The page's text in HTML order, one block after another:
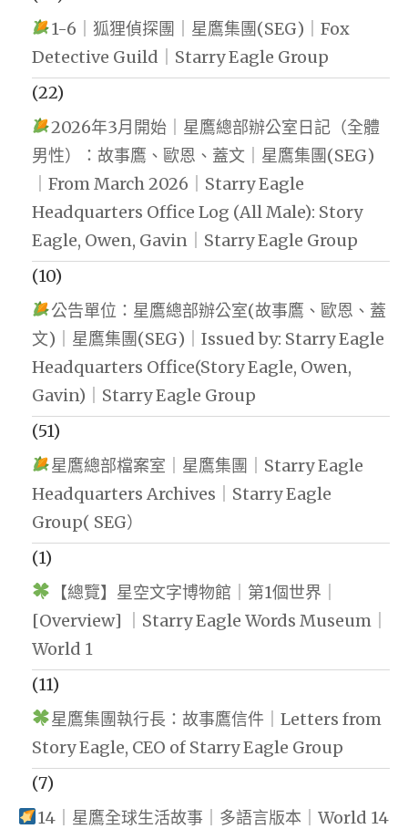
1-6｜狐狸偵探團｜星鷹集團(SEG)｜Fox
Detective Guild｜Starry Eagle Group
(22)
2026年3月開始｜星鷹總部辦公室日記（全體
男性）：故事鷹、歐恩、蓋文｜星鷹集團(SEG)
｜From March 2026｜Starry Eagle
Headquarters Office Log (All Male): Story
Eagle, Owen, Gavin｜Starry Eagle Group
(10)
公告單位：星鷹總部辦公室(故事鷹、歐恩、蓋
文)｜星鷹集團(SEG)｜Issued by: Starry Eagle
Headquarters Office(Story Eagle, Owen,
Gavin)｜Starry Eagle Group
(51)
星鷹總部檔案室｜星鷹集團｜Starry Eagle
Headquarters Archives｜Starry Eagle
Group( SEG）
(1)
【總覽】星空文字博物館｜第1個世界｜
[Overview] ｜Starry Eagle Words Museum｜
World 1
(11)
星鷹集團執行長：故事鷹信件｜Letters from
Story Eagle, CEO of Starry Eagle Group
(7)
14｜星鷹全球生活故事｜多語言版本｜World 14